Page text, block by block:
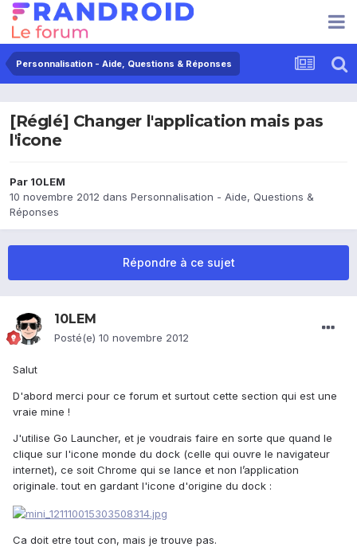
Personnalisation - Aide, Questions & Réponses
[Réglé] Changer l'application mais pas
l'icone
Par 10LEM
10 novembre 2012 dans Personnalisation - Aide, Questions &
Réponses
Répondre à ce sujet
10LEM
Posté(e) 10 novembre 2012
Salut
D'abord merci pour ce forum et surtout cette section qui est une
vraie mine !
J'utilise Go Launcher, et je voudrais faire en sorte que quand le
clique sur l'icone monde du dock (celle qui ouvre le navigateur
internet), ce soit Chrome qui se lance et non l’application
originale. tout en gardant l'icone d'origine du dock :
Ca doit etre tout con, mais je trouve pas.